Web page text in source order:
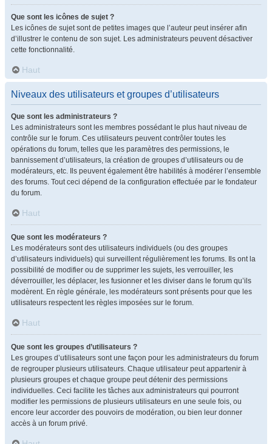
Que sont les icônes de sujet ?
Les icônes de sujet sont de petites images que l’auteur peut insérer afin
d’illustrer le contenu de son sujet. Les administrateurs peuvent désactiver
cette fonctionnalité.
Haut
Niveaux des utilisateurs et groupes d’utilisateurs
Que sont les administrateurs ?
Les administrateurs sont les membres possédant le plus haut niveau de
contrôle sur le forum. Ces utilisateurs peuvent contrôler toutes les
opérations du forum, telles que les paramètres des permissions, le
bannissement d’utilisateurs, la création de groupes d’utilisateurs ou de
modérateurs, etc. Ils peuvent également être habilités à modérer l’ensemble
des forums. Tout ceci dépend de la configuration effectuée par le fondateur
du forum.
Haut
Que sont les modérateurs ?
Les modérateurs sont des utilisateurs individuels (ou des groupes
d’utilisateurs individuels) qui surveillent régulièrement les forums. Ils ont la
possibilité de modifier ou de supprimer les sujets, les verrouiller, les
déverrouiller, les déplacer, les fusionner et les diviser dans le forum qu’ils
modèrent. En règle générale, les modérateurs sont présents pour que les
utilisateurs respectent les règles imposées sur le forum.
Haut
Que sont les groupes d’utilisateurs ?
Les groupes d’utilisateurs sont une façon pour les administrateurs du forum
de regrouper plusieurs utilisateurs. Chaque utilisateur peut appartenir à
plusieurs groupes et chaque groupe peut détenir des permissions
individuelles. Ceci facilite les tâches aux administrateurs qui pourront
modifier les permissions de plusieurs utilisateurs en une seule fois, ou
encore leur accorder des pouvoirs de modération, ou bien leur donner
accès à un forum privé.